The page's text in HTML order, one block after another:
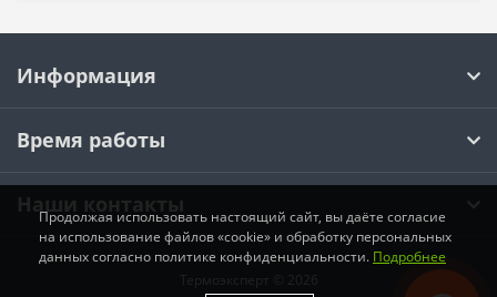
Информация
Время работы
Наши контакты
Термоэксперт © 2026
Продолжая использовать настоящий сайт, вы даёте согласие
на использование файлов «cookie» и обработку персональных
данных согласно политике конфиденциальности. Подробнее